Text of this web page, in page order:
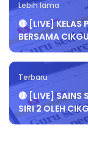
Lebih lama
🔴 [LIVE] KELAS
BERSAMA
Terbaru
🔴 [LIVE] SAINS
SIRI 2 OLEH